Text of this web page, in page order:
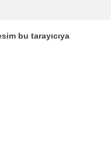
bu tarayıcıya